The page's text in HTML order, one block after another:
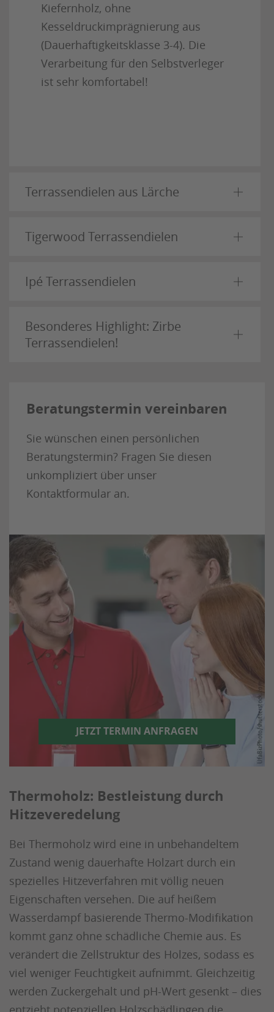
Kiefernholz, ohne
Kesseldruckimprägnierung aus
(Dauerhaftigkeitsklasse 3-4). Die
Verarbeitung für den Selbstverleger
ist sehr komfortabel!
Terrassendielen aus Lärche
Tigerwood Terrassendielen
Ipé Terrassendielen
Besonderes Highlight: Zirbe
Terrassendielen!
Beratungstermin vereinbaren
Sie wünschen einen persönlichen
Beratungstermin? Fragen Sie diesen
unkompliziert über unser
Kontaktformular an.
JETZT TERMIN ANFRAGEN
Thermoholz: Bestleistung durch
Hitzeveredelung
Bei Thermoholz wird eine in unbehandeltem
Zustand wenig dauerhafte Holzart durch ein
spezielles Hitzeverfahren mit völlig neuen
Eigenschaften versehen. Die auf heißem
Wasserdampf basierende Thermo-Modifikation
kommt ganz ohne schädliche Chemie aus. Es
verändert die Zellstruktur des Holzes, sodass es
viel weniger Feuchtigkeit aufnimmt. Gleichzeitig
werden Zuckergehalt und pH-Wert gesenkt – dies